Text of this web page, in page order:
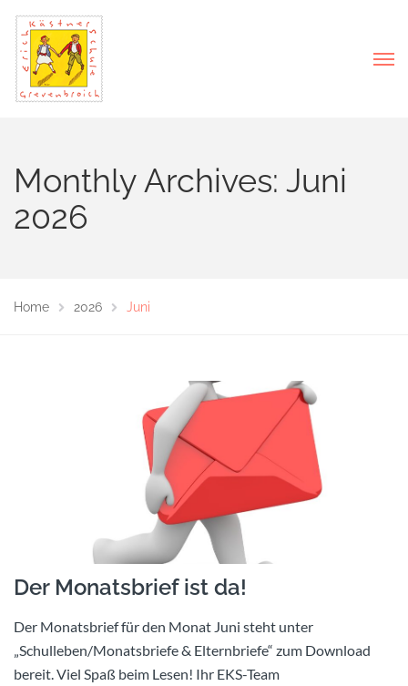
Monthly Archives: Juni
2026
Home 2026 Juni
Der Monatsbrief ist da!
Der Monatsbrief für den Monat Juni steht unter
„Schulleben/Monatsbriefe & Elternbriefe“ zum Download
bereit. Viel Spaß beim Lesen! Ihr EKS-Team